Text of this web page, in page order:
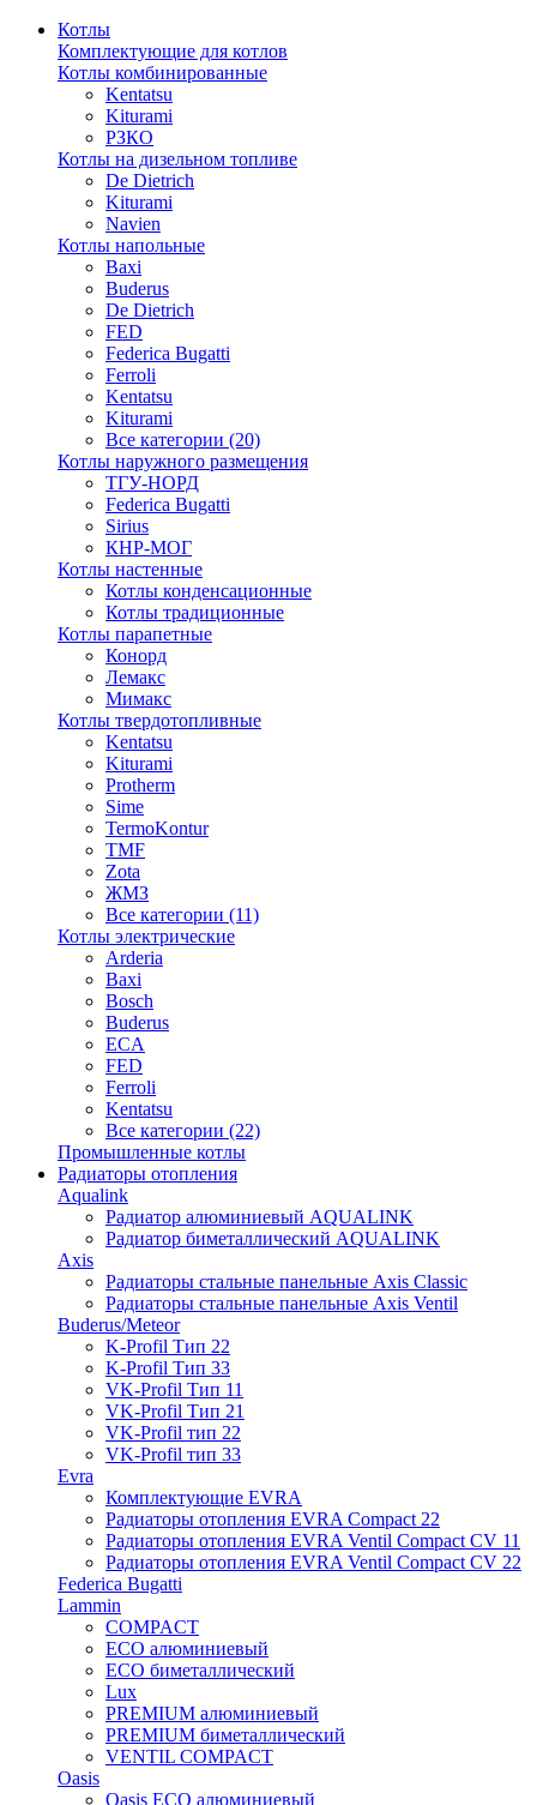
Котлы
Комплектующие для котлов
Котлы комбинированные
Kentatsu
Kiturami
РЗКО
Котлы на дизельном топливе
De Dietrich
Kiturami
Navien
Котлы напольные
Baxi
Buderus
De Dietrich
FED
Federica Bugatti
Ferroli
Kentatsu
Kiturami
Все категории (20)
Котлы наружного размещения
ТГУ-НОРД
Federica Bugatti
Sirius
КНР-МОГ
Котлы настенные
Котлы конденсационные
Котлы традиционные
Котлы парапетные
Конорд
Лемакс
Мимакс
Котлы твердотопливные
Kentatsu
Kiturami
Protherm
Sime
TermoKontur
TMF
Zota
ЖМЗ
Все категории (11)
Котлы электрические
Arderia
Baxi
Bosch
Buderus
ECA
FED
Ferroli
Kentatsu
Все категории (22)
Промышленные котлы
Радиаторы отопления
Aqualink
Радиатор алюминиевый AQUALINK
Радиатор биметаллический AQUALINK
Axis
Радиаторы стальные панельные Axis Classic
Радиаторы стальные панельные Axis Ventil
Buderus/Meteor
K-Profil Тип 22
K-Profil Тип 33
VK-Profil Тип 11
VK-Profil Тип 21
VK-Profil тип 22
VK-Profil тип 33
Evra
Комплектующие EVRA
Радиаторы отопления EVRA Compact 22
Радиаторы отопления EVRA Ventil Compact CV 11
Радиаторы отопления EVRA Ventil Compact CV 22
Federica Bugatti
Lammin
COMPACT
ECO алюминиевый
ECO биметаллический
Lux
PREMIUM алюминиевый
PREMIUM биметаллический
VENTIL COMPACT
Oasis
Oasis ECO алюминиевый